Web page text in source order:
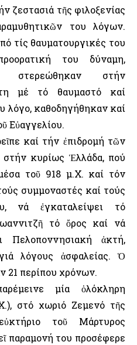
ζεστασιά τῆς φιλοξενίας
του λόγων.
τίς θαυματουργικές του
του δύναμη,
στερεώθηκαν στήν
μέ τό θαυμαστό καί
λόγο, καθοδηγήθηκαν καί
Εὐαγγελίου.
καί τήν ἐπιδρομή τῶν
κυρίως Ἑλλάδα, πού
τοῦ 918 μ.Χ. καί τόν
συμμοναστές καί τούς
νά ἐγκαταλείψει τό
τό ὄρος καί νά
Πελοποννησιακή ἀκτή,
λόγους ἀσφαλείας. Ὁ
21 περίπου χρόνων.
μία ὁλόκληρη
στό χωριό Ζεμενό τῆς
τοῦ Μάρτυρος
παραμονή του προσέφερε